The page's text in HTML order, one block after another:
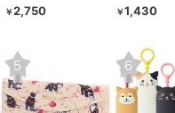
￥2,750 ￥1,430